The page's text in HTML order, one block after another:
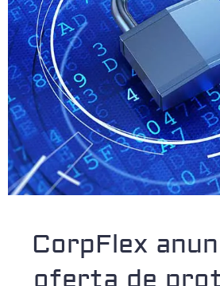
CorpFlex
oferta de